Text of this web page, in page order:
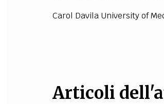
Carol Davila UniversityofMe
Articoli